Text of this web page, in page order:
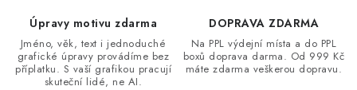
Úpravy motivu zdarma
Jméno, věk, text i jednoduché
grafické úpravy provádíme bez
příplatku. S vaší grafikou pracují
skuteční lidé, ne AI.
DOPRAVA ZDARMA
Na PPL výdejní místa a do PPL
boxů doprava darma. Od 999 Kč
máte zdarma veškerou dopravu.